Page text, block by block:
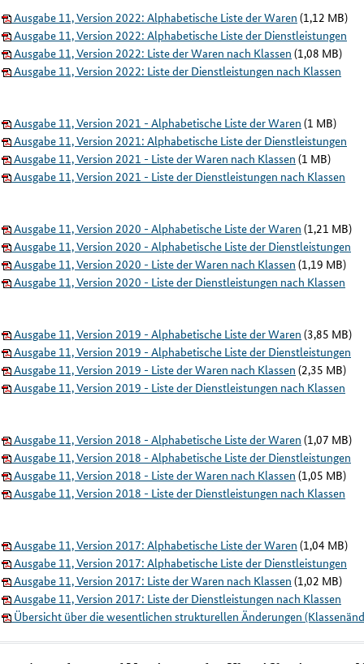
Ausgabe 11, Version 2022: Alphabetische Liste der Waren (1,12 MB)
Ausgabe 11, Version 2022: Alphabetische Liste der Dienstleistungen
Ausgabe 11, Version 2022: Liste der Waren nach Klassen (1,08 MB)
Ausgabe 11, Version 2022: Liste der Dienstleistungen nach Klassen
Ausgabe 11, Version 2021 - Alphabetische Liste der Waren (1 MB)
Ausgabe 11, Version 2021: Alphabetische Liste der Dienstleistungen
Ausgabe 11, Version 2021 - Liste der Waren nach Klassen (1 MB)
Ausgabe 11, Version 2021 - Liste der Dienstleistungen nach Klassen
Ausgabe 11, Version 2020 - Alphabetische Liste der Waren (1,21 MB)
Ausgabe 11, Version 2020 - Alphabetische Liste der Dienstleistungen
Ausgabe 11, Version 2020 - Liste der Waren nach Klassen (1,19 MB)
Ausgabe 11, Version 2020 - Liste der Dienstleistungen nach Klassen
Ausgabe 11, Version 2019 - Alphabetische Liste der Waren (3,85 MB)
Ausgabe 11, Version 2019 - Alphabetische Liste der Dienstleistungen
Ausgabe 11, Version 2019 - Liste der Waren nach Klassen (2,35 MB)
Ausgabe 11, Version 2019 - Liste der Dienstleistungen nach Klassen
Ausgabe 11, Version 2018 - Alphabetische Liste der Waren (1,07 MB)
Ausgabe 11, Version 2018 - Alphabetische Liste der Dienstleistungen
Ausgabe 11, Version 2018 - Liste der Waren nach Klassen (1,05 MB)
Ausgabe 11, Version 2018 - Liste der Dienstleistungen nach Klassen
Ausgabe 11, Version 2017: Alphabetische Liste der Waren (1,04 MB)
Ausgabe 11, Version 2017: Alphabetische Liste der Dienstleistungen
Ausgabe 11, Version 2017: Liste der Waren nach Klassen (1,02 MB)
Ausgabe 11, Version 2017: Liste der Dienstleistungen nach Klassen
Übersicht über die wesentlichen strukturellen Änderungen